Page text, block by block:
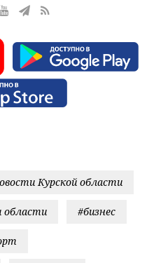
Курской области
области #бизнес